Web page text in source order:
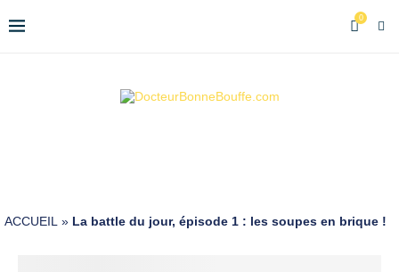
0
ACCUEIL » La battle du jour, épisode 1 : les soupes en brique !